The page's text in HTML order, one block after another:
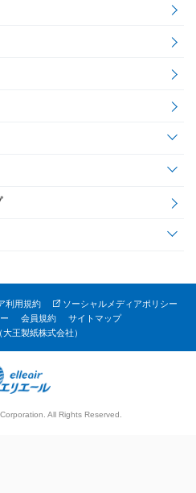
利用規約
ソーシャルメディアポリシー
会員規約
サイトマップ
王製紙株式会社）
All Rights Reserved.